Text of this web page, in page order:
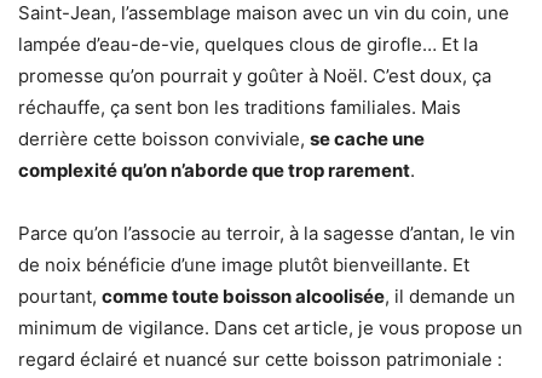
Saint-Jean, l’assemblage maison avec un vin du coin, une
lampée d’eau-de-vie, quelques clous de girofle… Et la
promesse qu’on pourrait y goûter à Noël. C’est doux, ça
réchauffe, ça sent bon les traditions familiales. Mais
derrière cette boisson conviviale, se cache une
complexité qu’on n’aborde que trop rarement.
Parce qu’on l’associe au terroir, à la sagesse d’antan, le vin
de noix bénéficie d’une image plutôt bienveillante. Et
pourtant, comme toute boisson alcoolisée, il demande un
minimum de vigilance. Dans cet article, je vous propose un
regard éclairé et nuancé sur cette boisson patrimoniale :